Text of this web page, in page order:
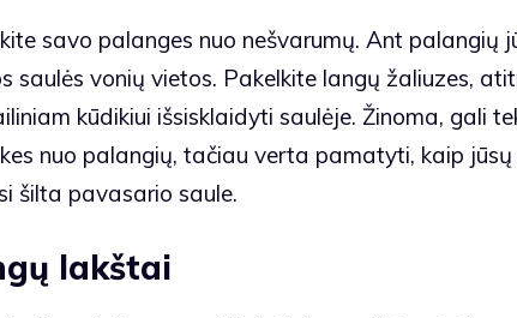
savo palanges nuo nešvarumų. Ant palangių
saulės vonių vietos. Pakelkite langų žaliuzes,
kūdikiui išsisklaidyti saulėje. Žinoma, gali
nuo palangių, tačiau verta pamatyti, kaip
šilta pavasario saule.
lakštai